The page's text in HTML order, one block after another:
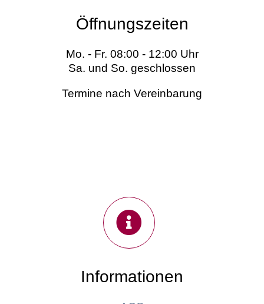
Öffnungszeiten
Mo. - Fr. 08:00 - 12:00 Uhr
Sa. und So. geschlossen
Termine nach Vereinbarung
Informationen